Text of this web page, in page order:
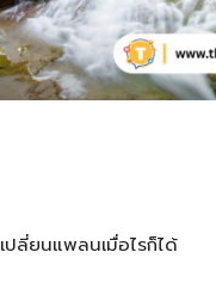
ปลี่ยนแพลนเมื่อไรก็ได้